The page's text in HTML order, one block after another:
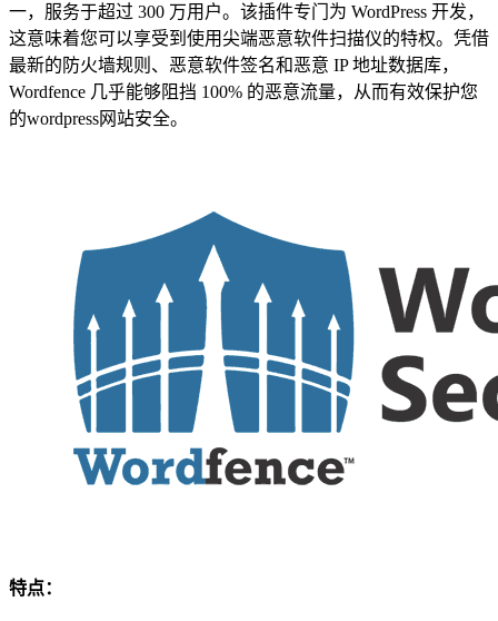
一，服务于超过 300 万用户。该插件专门为 WordPress 开发，
这意味着您可以享受到使用尖端恶意软件扫描仪的特权。凭借
最新的防火墙规则、恶意软件签名和恶意 IP 地址数据库，
Wordfence 几乎能够阻挡 100% 的恶意流量，从而有效保护您
的wordpress网站安全。
特点：